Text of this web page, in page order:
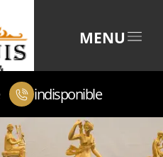
MENU
indisponible